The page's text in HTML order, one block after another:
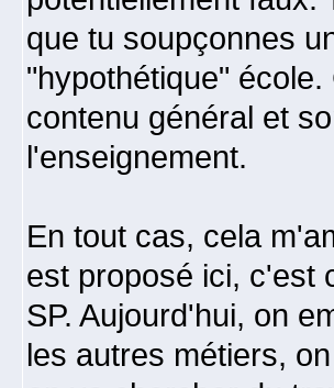
que tu soupçonnes
"hypothétique"
contenu général et
l'enseignement.
En tout cas, cela
est proposé ici, c'est
SP. Aujourd'hui, on
les autres métiers,